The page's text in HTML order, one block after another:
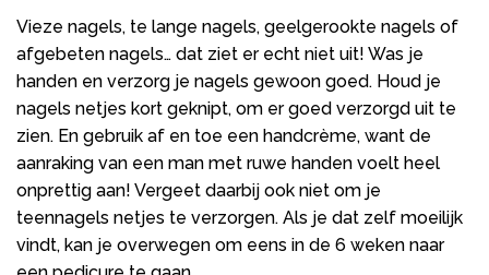
Vieze nagels, te lange nagels, geelgerookte nagels of
afgebeten nagels… dat ziet er echt niet uit! Was je
handen en verzorg je nagels gewoon goed. Houd je
nagels netjes kort geknipt, om er goed verzorgd uit te
zien. En gebruik af en toe een handcrème, want de
aanraking van een man met ruwe handen voelt heel
onprettig aan! Vergeet daarbij ook niet om je
teennagels netjes te verzorgen. Als je dat zelf moeilijk
vindt, kan je overwegen om eens in de 6 weken naar